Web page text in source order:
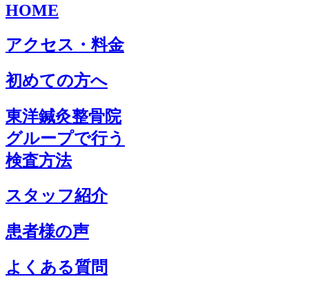
HOME
アクセス・料金
初めての方へ
東洋鍼灸整骨院
グループで行う
検査方法
スタッフ紹介
患者様の声
よくある質問